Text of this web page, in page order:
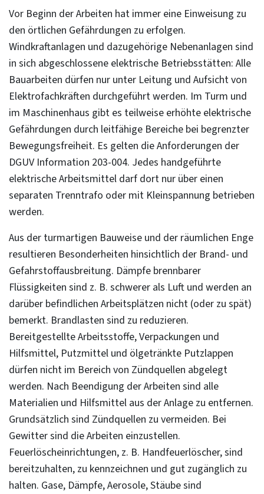
Vor Beginn der Arbeiten hat immer eine Einweisung zu
den örtlichen Gefährdungen zu erfolgen.
Windkraftanlagen und dazugehörige Nebenanlagen sind
in sich abgeschlossene elektrische Betriebsstätten: Alle
Bauarbeiten dürfen nur unter Leitung und Aufsicht von
Elektrofachkräften durchgeführt werden. Im Turm und
im Maschinenhaus gibt es teilweise erhöhte elektrische
Gefährdungen durch leitfähige Bereiche bei begrenzter
Bewegungsfreiheit. Es gelten die Anforderungen der
DGUV Information 203-004. Jedes handgeführte
elektrische Arbeitsmittel darf dort nur über einen
separaten Trenntrafo oder mit Kleinspannung betrieben
werden.
Aus der turmartigen Bauweise und der räumlichen Enge
resultieren Besonderheiten hinsichtlich der Brand- und
Gefahrstoffausbreitung. Dämpfe brennbarer
Flüssigkeiten sind z. B. schwerer als Luft und werden an
darüber befindlichen Arbeitsplätzen nicht (oder zu spät)
bemerkt. Brandlasten sind zu reduzieren.
Bereitgestellte Arbeitsstoffe, Verpackungen und
Hilfsmittel, Putzmittel und ölgetränkte Putzlappen
dürfen nicht im Bereich von Zündquellen abgelegt
werden. Nach Beendigung der Arbeiten sind alle
Materialien und Hilfsmittel aus der Anlage zu entfernen.
Grundsätzlich sind Zündquellen zu vermeiden. Bei
Gewitter sind die Arbeiten einzustellen.
Feuerlöscheinrichtungen, z. B. Handfeuerlöscher, sind
bereitzuhalten, zu kennzeichnen und gut zugänglich zu
halten. Gase, Dämpfe, Aerosole, Stäube sind